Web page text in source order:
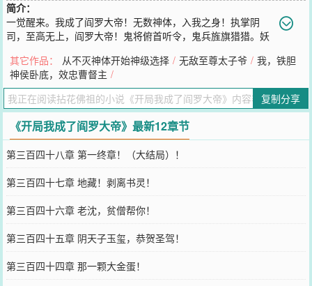
简介：
一觉醒来。我成了阎罗大帝！无数神体，入我之身！执掌阴
司，至高无上，阎罗大帝！鬼将俯首听令，鬼兵旌旗猎猎。妖
星了吗？
您要是觉得《开局我成了阎罗大帝
和微博微信里的朋友推荐哦！
其它作品： 从不灭神体开始神级选择 / 无敌至尊太子爷 / 我，铁胆
神侯卧底，效忠曹督主 /
复制分享
《开局我成了阎罗大帝》最新12章节
第三百四十八章 第一终章！（大结局）！
第三百四十七章 地藏！剥离书灵！
第三百四十六章 老沈，贫僧帮你！
第三百四十五章 阴天子玉玺，恭贺圣驾！
第三百四十四章 那一颗大金蛋！